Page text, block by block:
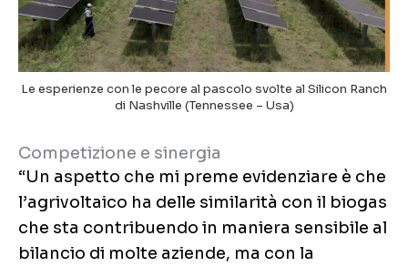
Le esperienze con le pecore al pascolo svolte al Silicon Ranch
di Nashville (Tennessee – Usa)
Competizione e sinergia
“Un aspetto che mi preme evidenziare è che
l’agrivoltaico ha delle similarità con il biogas
che sta contribuendo in maniera sensibile al
bilancio di molte aziende, ma con la